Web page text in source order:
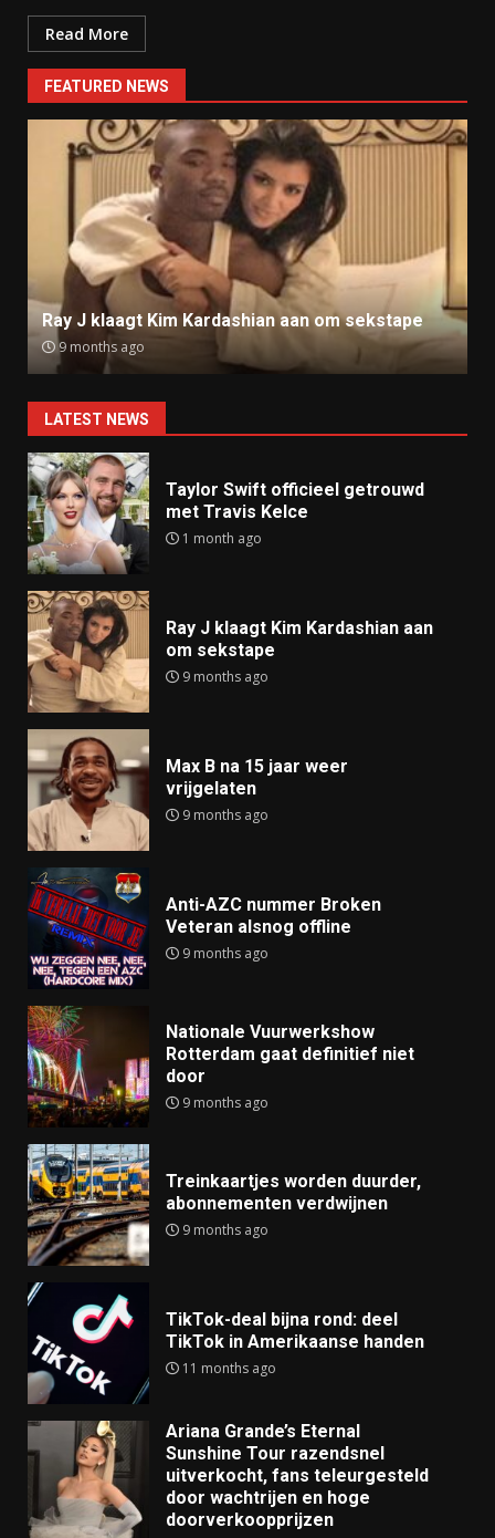
Read More
FEATURED NEWS
Ray J klaagt Kim Kardashian aan om sekstape
9 months ago
LATEST NEWS
Taylor Swift officieel getrouwd
met Travis Kelce
1 month ago
Ray J klaagt Kim Kardashian aan
om sekstape
9 months ago
Max B na 15 jaar weer
vrijgelaten
9 months ago
Anti-AZC nummer Broken
Veteran alsnog offline
9 months ago
Nationale Vuurwerkshow
Rotterdam gaat definitief niet
door
9 months ago
Treinkaartjes worden duurder,
abonnementen verdwijnen
9 months ago
TikTok-deal bijna rond: deel
TikTok in Amerikaanse handen
11 months ago
Ariana Grande’s Eternal
Sunshine Tour razendsnel
uitverkocht, fans teleurgesteld
door wachtrijen en hoge
doorverkoopprijzen